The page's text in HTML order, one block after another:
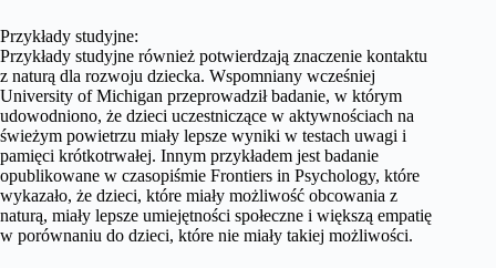
Przykłady studyjne:
Przykłady studyjne również potwierdzają znaczenie kontaktu
z naturą dla rozwoju dziecka. Wspomniany wcześniej
University of Michigan przeprowadził badanie, w którym
udowodniono, że dzieci uczestniczące w aktywnościach na
świeżym powietrzu miały lepsze wyniki w testach uwagi i
pamięci krótkotrwałej. Innym przykładem jest badanie
opublikowane w czasopiśmie Frontiers in Psychology, które
wykazało, że dzieci, które miały możliwość obcowania z
naturą, miały lepsze umiejętności społeczne i większą empatię
w porównaniu do dzieci, które nie miały takiej możliwości.